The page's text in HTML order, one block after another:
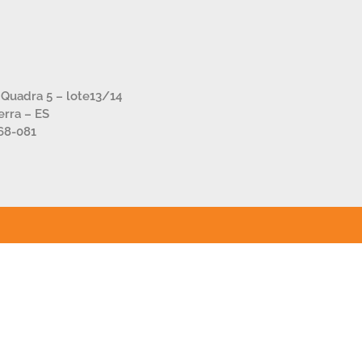
Quadra 5 – lote13/14
– ES
081